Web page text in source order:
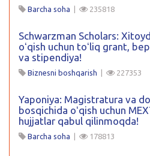
Barcha soha | 235818
Schwarzman Scholars:
oʻqish uchun toʻliq grant,
va stipendiya!
Biznesni boshqarish | 227353
Yaponiya: Magistratura va
bosqichida oʻqish uchun
hujjatlar qabul qilinmoqda!
Barcha soha | 178813